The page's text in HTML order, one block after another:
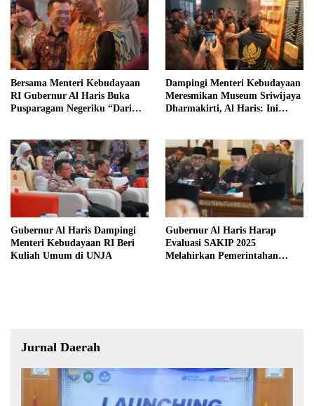
Bersama Menteri Kebudayaan
RI Gubernur Al Haris Buka
Pusparagam Negeriku “Dari
Dampingi Menteri Kebudayaan
Meresmikan Museum Sriwijaya
Dharmakirti, Al Haris: Ini
Gubernur Al Haris Dampingi
Menteri Kebudayaan RI Beri
Kuliah Umum di UNJA
Gubernur Al Haris Harap
Evaluasi SAKIP 2025
Melahirkan Pemerintahan
Jurnal Daerah